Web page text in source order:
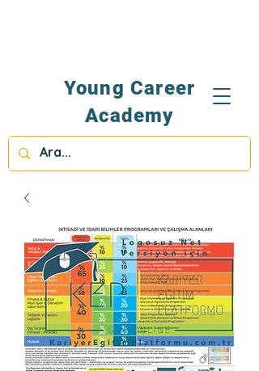
Young Career
Academy